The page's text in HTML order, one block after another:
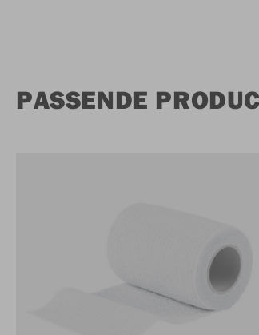
PASSENDE